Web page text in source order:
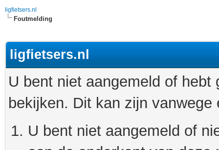
ligfietsers.nl
Foutmelding
ligfietsers.nl
U bent niet aangemeld of
bekijken. Dit kan zijn
U bent niet aangemeld of